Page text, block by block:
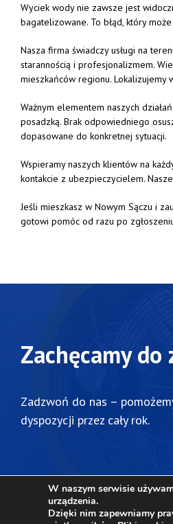
Wyciek wodynie zawsze jest
bagatelizowane. To błąd, którymoże
Nasza firma świadczyusługi na
starannością i profesjonalizmem.
mieszkańców regionu. Lokalizujemy
Ważnym elementem naszych działań
posadzką. Brak odpowiedniego
dopasowane do konkretnej sytuacji.
Wspieramynaszych klientów na
kontakcie z ubezpieczycielem. Nasze
Jeśli mieszkasz w Nowym Sączu i
gotowi pomóc od razu po
Zachęcamy
Zadzwoń do nas –
dyspozycji przez cały rok.
W naszym serwisie
urządzenia.
Dzięki nim zapewniamy